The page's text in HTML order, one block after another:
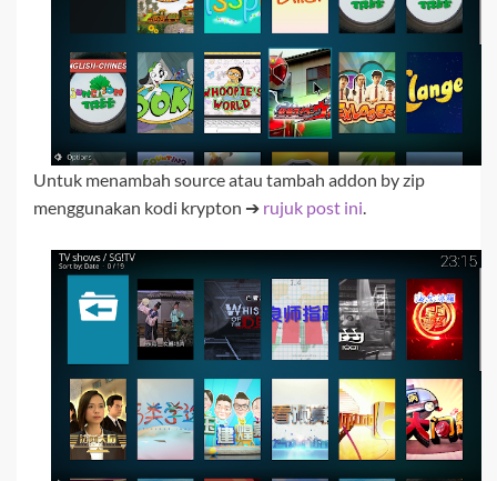
Untuk menambah source atau tambah addon by zip
menggunakan kodi krypton ➔ rujuk post ini.